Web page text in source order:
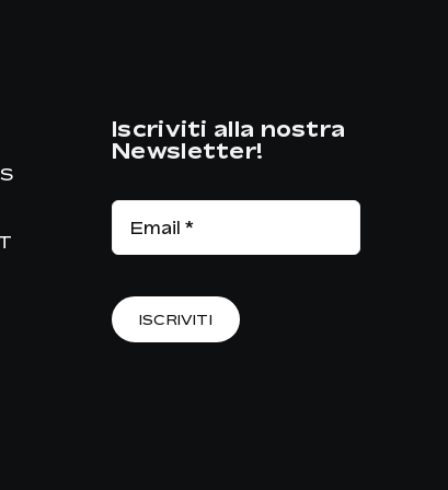
Iscriviti alla nostra
Newsletter!
ISCRIVITI